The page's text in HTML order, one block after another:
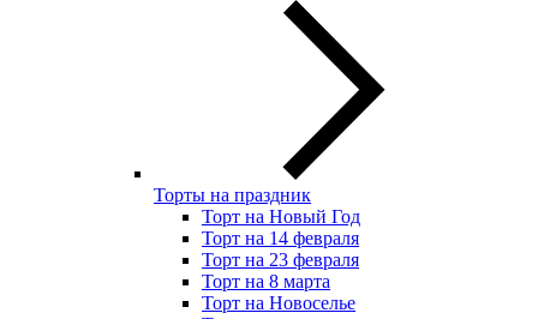
Торты на праздник
Торт на Новый Год
Торт на 14 февраля
Торт на 23 февраля
Торт на 8 марта
Торт на Новоселье